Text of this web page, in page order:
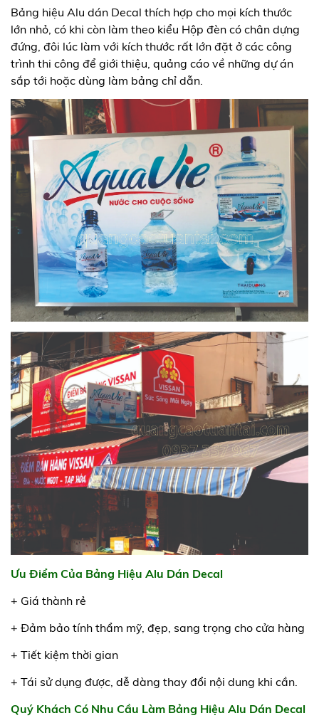
Bảng hiệu Alu dán Decal thích hợp cho mọi kích thước
lớn nhỏ, có khi còn làm theo kiểu Hộp đèn có chân dựng
đứng, đôi lúc làm với kích thước rất lớn đặt ở các công
trình thi công để giới thiệu, quảng cáo về những dự án
sắp tới hoặc dùng làm bảng chỉ dẫn.
Ưu Điểm Của Bảng Hiệu Alu Dán Decal
+ Giá thành rẻ
+ Đảm bảo tính thẩm mỹ, đẹp, sang trọng cho cửa hàng
+ Tiết kiệm thời gian
+ Tái sử dụng được, dễ dàng thay đổi nội dung khi cần.
Quý Khách Có Nhu Cầu Làm Bảng Hiệu Alu Dán Decal